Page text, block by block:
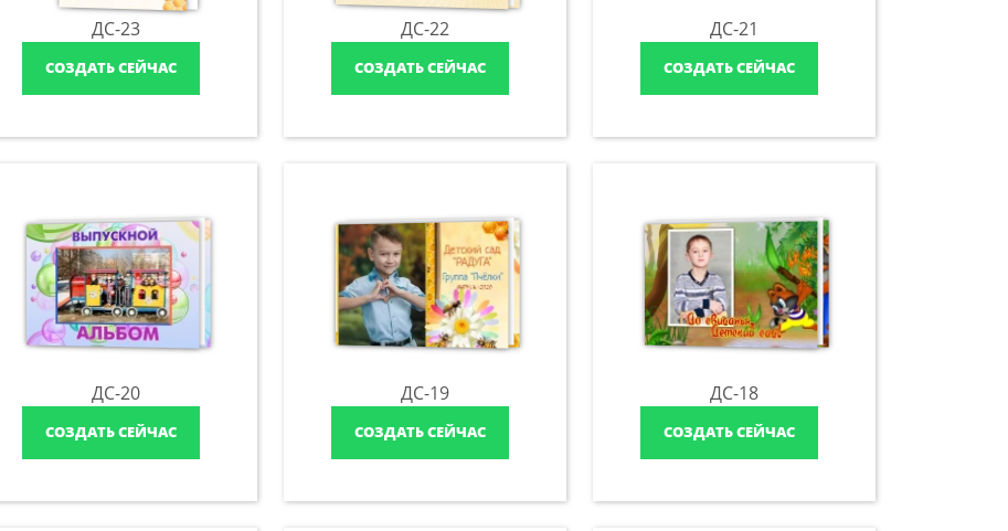
ДС-23
СОЗДАТЬ СЕЙЧАС
ДС-22
СОЗДАТЬ СЕЙЧАС
ДС-21
СОЗДАТЬ СЕЙЧАС
ДС-20
СОЗДАТЬ СЕЙЧАС
ДС-19
СОЗДАТЬ СЕЙЧАС
ДС-18
СОЗДАТЬ СЕЙЧАС